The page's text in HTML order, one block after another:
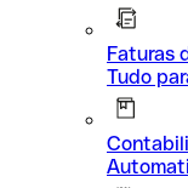
Faturas
Tudo